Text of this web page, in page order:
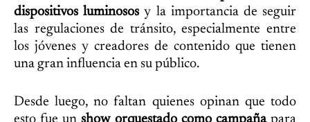
dispositivos luminosos y la importancia de seguir
las regulaciones de tránsito, especialmente entre
los jóvenes y creadores de contenido que tienen
una gran influencia en su público.
Desde luego, no faltan quienes opinan que todo
esto fue unshow orquestado como campañapara